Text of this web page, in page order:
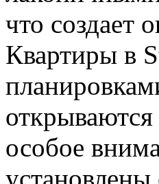
что создает
Квартиры в
особое